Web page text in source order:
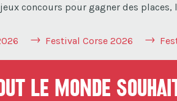
concours pour gagner des
Festival Corse 2026
le monde